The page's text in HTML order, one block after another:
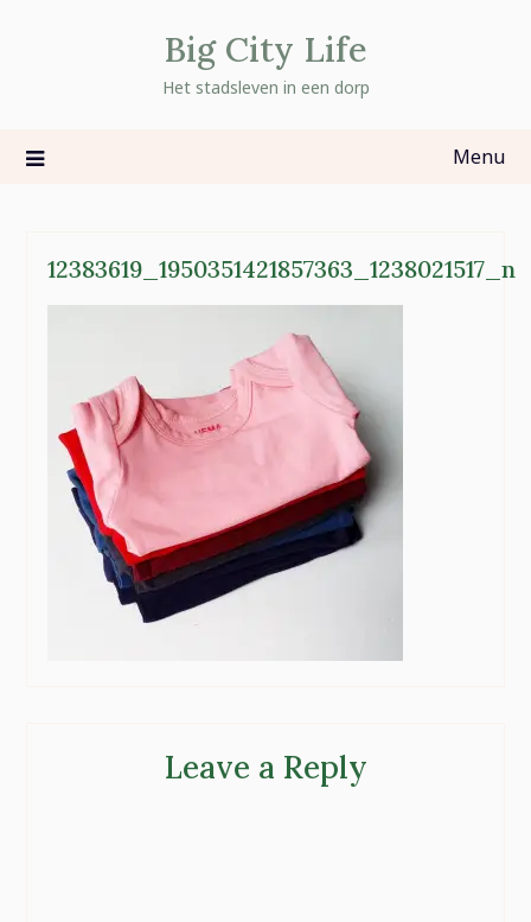
Big City Life
Het stadsleven in een dorp
Menu
12383619_1950351421857363_1238021517_n
Leave a Reply